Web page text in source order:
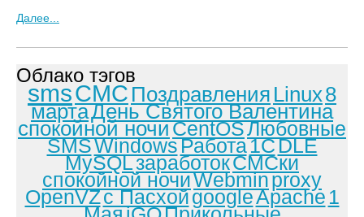
Далее...
Облако тэгов
smsСМС Поздравления Linux8
мартаДень Святого Валентина
спокойной ночиCentOSЛюбовные
SMSWindowsРабота1СDLE
MySQLзаработокСМСки
спокойной ночиWebminproxy
OpenVZс ПасхойgoogleApache 1